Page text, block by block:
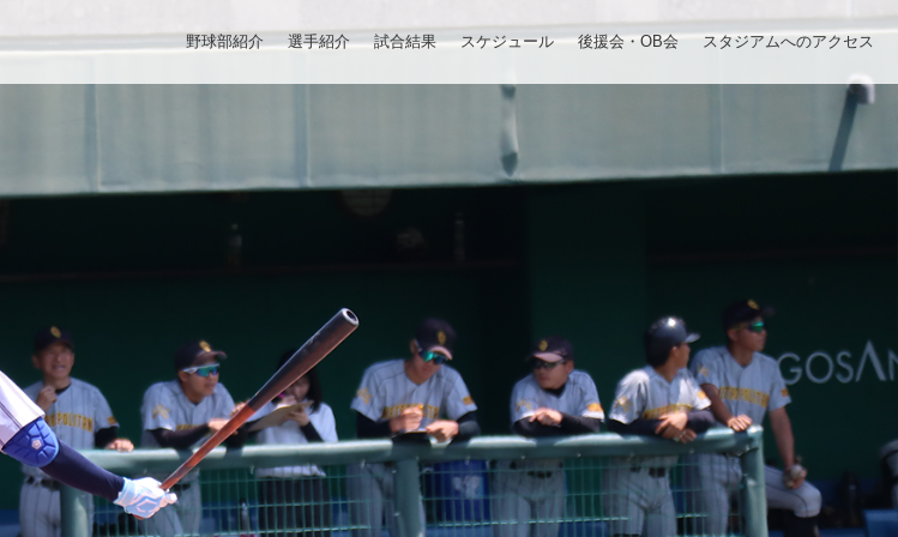
野球部紹介 選手紹介 試合結果 スケジュール 後援会・OB会 スタジアムへのアクセス